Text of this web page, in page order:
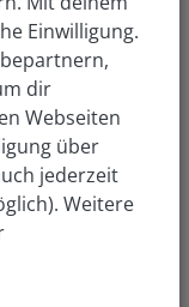
Gießen
Einwilligung.
dir
Webseiten
über
jederzeit
Weitere